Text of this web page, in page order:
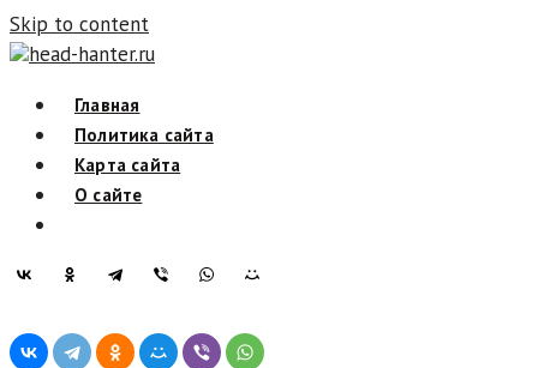
Skip to content
head-hanter.ru
Главная
Политика сайта
Карта сайта
О сайте